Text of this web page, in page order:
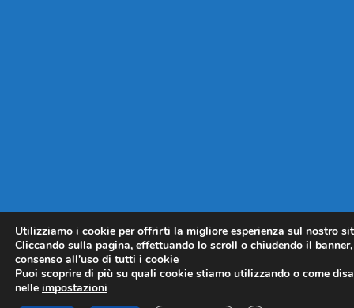
Utilizziamo i cookie per offrirti la migliore esperienza sul nostro
Cliccando sulla pagina, effettuando lo scroll o chiudendo il
consenso all’uso di tutti i cookie
Puoi scoprire di più su quali cookie stiamo utilizzando o come
nelle impostazioni